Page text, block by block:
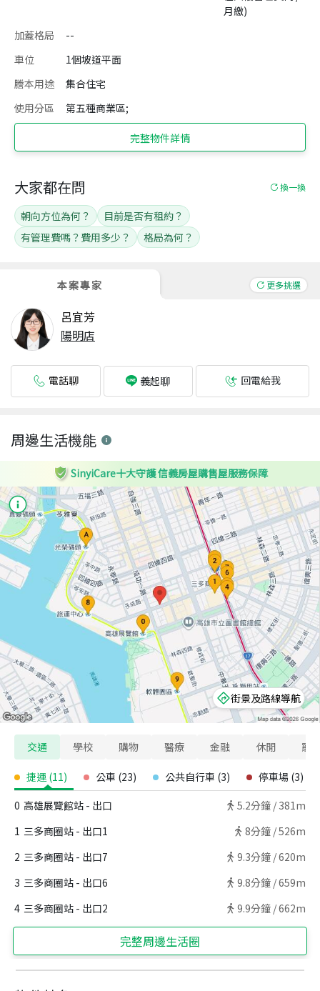
月繳)
加蓋格局
--
車位
1個坡道平面
謄本用途
集合住宅
使用分區
第五種商業區;
完整物件詳情
本案專家 更多挑選
呂宜芳
陽明店
電話聊 義起聊 回電給我
大家都在問 換一換
朝向方位為何？
目前是否有租約？
有管理費嗎？費用多少？
格局為何？
周邊生活機能
SinyiCare十大守護 信義房屋購售屋服務保障
街景及路線導航
交通 學校 購物 醫療 金融 休閒 寵
捷運 (11) 公車 (23) 公共自行車 (3) 停車場 (3)
0 高雄展覽館站 - 出口 5.2分鐘 / 381m
1 三多商圈站 - 出口1 8分鐘 /526m
2 三多商圈站 - 出口7 9.3分鐘 /620m
3 三多商圈站 - 出口6 9.8分鐘 /659m
4 三多商圈站 - 出口2 9.9分鐘 /662m
完整周邊生活圈